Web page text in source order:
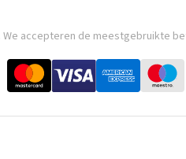
accepteren de meestgebruikte